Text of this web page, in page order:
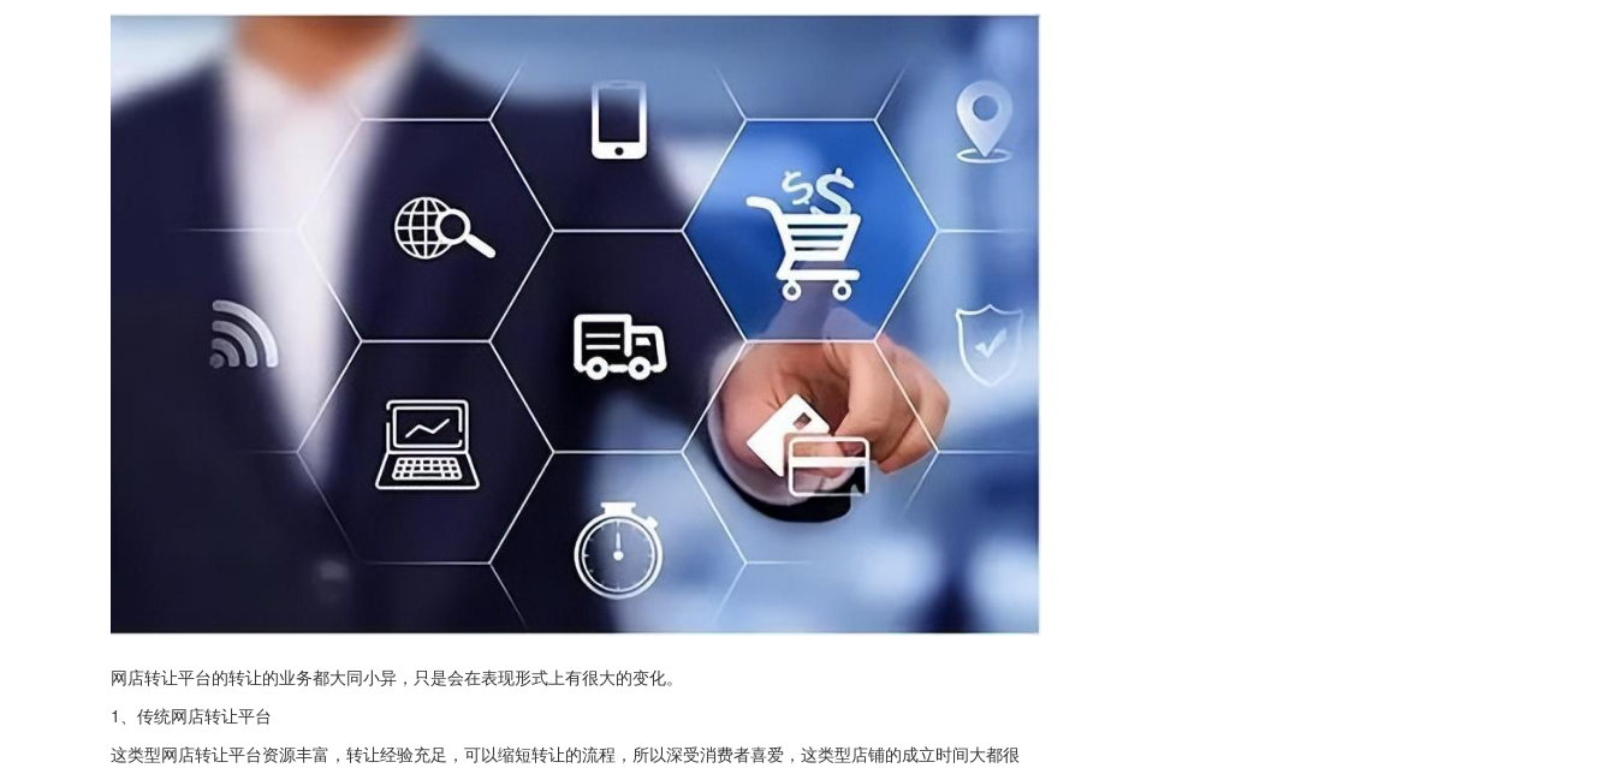
网店转让平台的转让的业务都大同小异，只是会在表现形式上有很大的变化。
1、传统网店转让平台
这类型网店转让平台资源丰富，转让经验充足，可以缩短转让的流程，所以深受消费者喜爱，这类型店铺的成立时间大都很